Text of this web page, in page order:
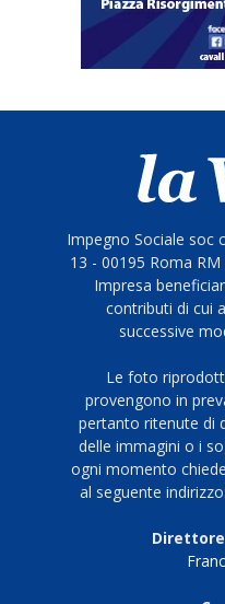
Impegno Sociale soc
13 - 00195 Roma
Impresa
contributi di cui
successive
Le foto
provengono in
pertanto ritenute di
delle immagini o i
ogni momento
al seguente